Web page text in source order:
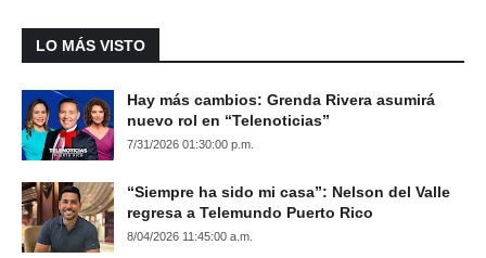
LO MÁS VISTO
Hay más cambios: Grenda Rivera asumirá
nuevo rol en “Telenoticias”
7/31/2026 01:30:00 p.m.
“Siempre ha sido mi casa”: Nelson del Valle
regresa a Telemundo Puerto Rico
8/04/2026 11:45:00 a.m.